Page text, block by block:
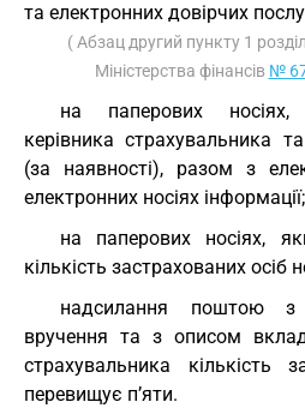
та електронних довірчих
( Абзац другий пункту 1
Міністерства фінансів №
на паперових носіях,
керівника страхувальника
(за наявності), разом з
електронних носіях інформації;
на паперових носіях,
кількість застрахованих осіб
надсилання поштою з
вручення та з описом
страхувальника кількість
перевищує п’яти.